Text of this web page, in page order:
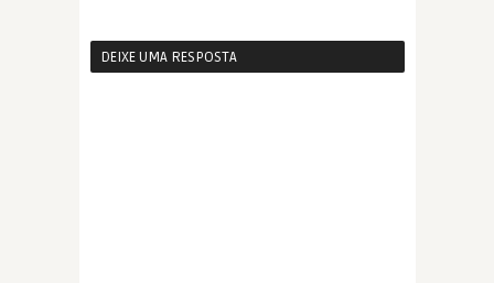
DEIXE UMA RESPOSTA